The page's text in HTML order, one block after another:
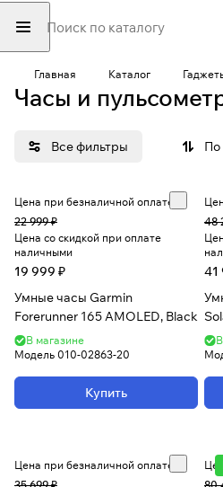
Главная Каталог
Часы и
Все фильтры По
Цена при безналичной оплате
22 999 ₽
Цена со скидкой при оплате
наличными
19 999 ₽
Умные часы Garmin
Forerunner 165 AMOLED, Black
В магазине
Модель 010-02863-20
Купить
48
41
Цена при безналичной оплате